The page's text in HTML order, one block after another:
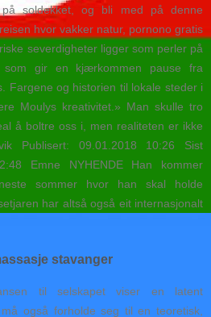
soldekket, og bli med på denne
hvor vakker natur, pornono gratis
severdigheter ligger som perler på
gir en kjærkommen pause fra
Fargene og historien til lokale steder i
Moulys kreativitet.» Man skulle tro
å boltre oss i, men realiteten er ikke
Publisert: 09.01.2018 10:26 Sist
Emne NYHENDE Han kommer
sommer hvor han skal holde
har altså også eit internasjonalt
stavanger
til selskapet viser en latent
også forholde seg til en teoretisk,